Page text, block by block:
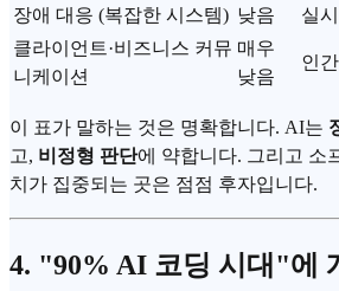
장애 대응 (복잡한 시스템) 낮음
실
클라이언트·비즈니스 커뮤
니케이션
매우
낮음
인
이 표가 말하는 것은 명확합니다. AI는
고, 비정형 판단에 약합니다. 그리고 소
치가 집중되는 곳은 점점 후자입니다.
4. "90% AI 코딩 시대"에